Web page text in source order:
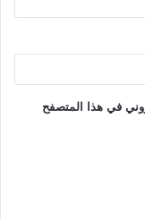
في هذا المتصفح